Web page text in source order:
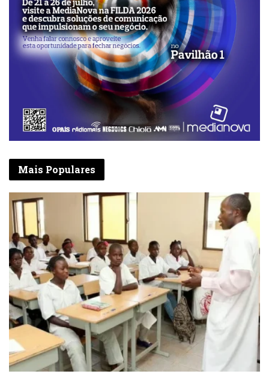
Mais Populares